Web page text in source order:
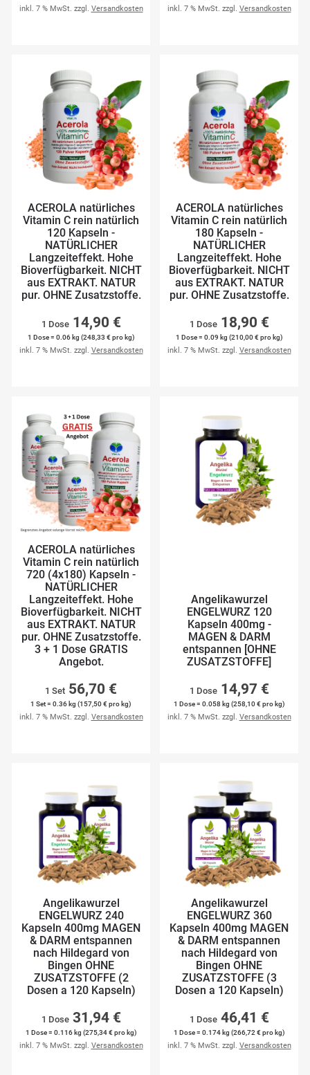
inkl. 7 % MwSt. zzgl. Versandkosten inkl. 7 % MwSt. zzgl. Versandkosten
ACEROLA natürliches
Vitamin C rein natürlich
120 Kapseln -
NATÜRLICHER
Langzeiteffekt. Hohe
Bioverfügbarkeit. NICHT
aus EXTRAKT. NATUR
pur. OHNE Zusatzstoffe.
1 Dose 14,90 €
1 Dose = 0.06 kg (248,33 € pro kg)
inkl. 7 % MwSt. zzgl. Versandkosten
ACEROLA natürliches
Vitamin C rein natürlich
180 Kapseln -
NATÜRLICHER
Langzeiteffekt. Hohe
Bioverfügbarkeit. NICHT
aus EXTRAKT. NATUR
pur. OHNE Zusatzstoffe.
1 Dose 18,90 €
1 Dose = 0.09 kg (210,00 € pro kg)
inkl. 7 % MwSt. zzgl. Versandkosten
ACEROLA natürliches
Vitamin C rein natürlich
720 (4x180) Kapseln -
NATÜRLICHER
Langzeiteffekt. Hohe
Bioverfügbarkeit. NICHT
aus EXTRAKT. NATUR
pur. OHNE Zusatzstoffe.
3 + 1 Dose GRATIS
Angebot.
1 Set 56,70 €
1 Set = 0.36 kg (157,50 € pro kg)
inkl. 7 % MwSt. zzgl. Versandkosten
Angelikawurzel
ENGELWURZ 120
Kapseln 400mg -
MAGEN & DARM
entspannen [OHNE
ZUSATZSTOFFE]
1 Dose 14,97 €
1 Dose = 0.058 kg (258,10 € pro kg)
inkl. 7 % MwSt. zzgl. Versandkosten
Angelikawurzel
ENGELWURZ 240
Kapseln 400mg MAGEN
& DARM entspannen
nach Hildegard von
Bingen OHNE
ZUSATZSTOFFE (2
Dosen a 120 Kapseln)
1 Dose 31,94 €
1 Dose = 0.116 kg (275,34 € pro kg)
inkl. 7 % MwSt. zzgl. Versandkosten
Angelikawurzel
ENGELWURZ 360
Kapseln 400mg MAGEN
& DARM entspannen
nach Hildegard von
Bingen OHNE
ZUSATZSTOFFE (3
Dosen a 120 Kapseln)
1 Dose 46,41 €
1 Dose = 0.174 kg (266,72 € pro kg)
inkl. 7 % MwSt. zzgl. Versandkosten